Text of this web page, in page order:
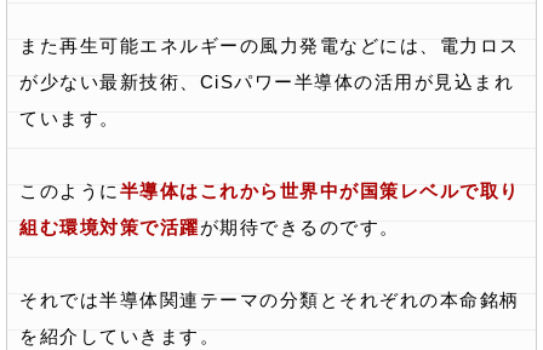
また再生可能エネルギーの風力発電などには、電力ロス
が少ない最新技術、CiSパワー半導体の活用が見込まれ
ています。
このように 半導体はこれから世界中が国策レベルで取り
組む環境対策で活躍が期待できるのです。
それでは半導体関連テーマの分類とそれぞれの本命銘柄
を紹介していきます。